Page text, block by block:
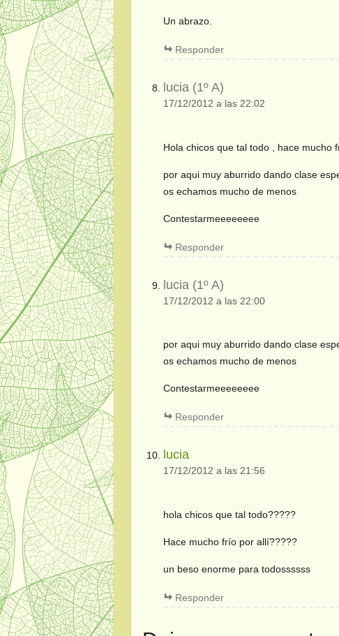
Un abrazo.
Responder
lucia (1º A)
17/12/2012 a las 22:02
Hola chicos que tal todo , hace mucho
por aqui muy aburrido dando clase
os echamos mucho de menos
Contestarmeeeeeeee
Responder
lucia (1º A)
17/12/2012 a las 22:00
por aqui muy aburrido dando clase
os echamos mucho de menos
Contestarmeeeeeeee
Responder
lucia
17/12/2012 a las 21:56
hola chicos que tal todo?????
Hace mucho frío por allí?????
un beso enorme para todossssss
Responder